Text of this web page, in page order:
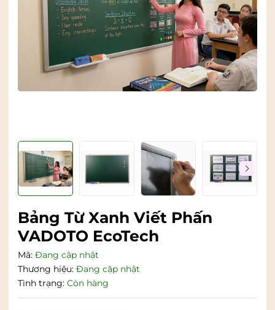
Bảng Từ Xanh Viết Phấn
VADOTO EcoTech
Mã: Đang cập nhật
Thương hiệu: Đang cập nhật
Tình trạng: Còn hàng